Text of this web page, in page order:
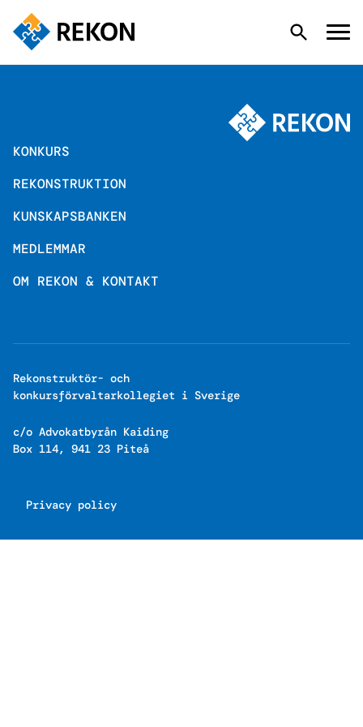
REKONSTRUKTION
KUNSKAPSBANKEN
OM REKON & KONTAKT
KONKURS
REKONSTRUKTION
KUNSKAPSBANKEN
MEDLEMMAR
OM REKON & KONTAKT
Rekonstruktör- och
konkursförvaltarkollegiet i Sverige
c/o Advokatbyrån Kaiding
Box 114, 941 23 Piteå
Privacy policy